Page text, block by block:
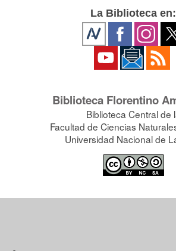
La Biblioteca en:
Biblioteca Florentino
Biblioteca Central de
Facultad de Ciencias
Universidad Nacional de